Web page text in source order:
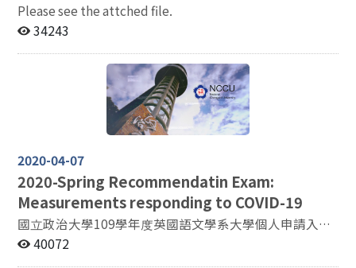
Please see the attched file.
34243
2020-04-07
2020-Spring Recommendatin Exam:
Measurements responding to COVID-19
國立政治大學109學年度英國語文學系大學個人申請入學
招生 第二階段指定項目因應新型冠狀病毒肺炎防疫措施
40072